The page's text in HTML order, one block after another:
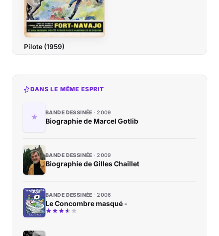
Pilote (1959)
DANS LE MÊME ESPRIT
BANDE DESSINÉE 2009
Biographie de Marcel Gotlib
BANDE DESSINÉE 2009
Biographie de Gilles Chaillet
BANDE DESSINÉE 2006
Le Concombre masqué -